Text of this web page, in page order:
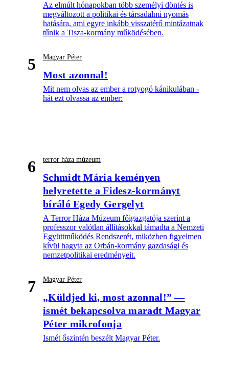
Az elmúlt hónapokban több személyi döntés is
megváltozott a politikai és társadalmi nyomás
hatására, ami egyre inkább visszatérő mintázatnak
tűnik a Tisza-kormány működésében.
5 Magyar Péter
Most azonnal!
Mit nem olvas az ember a rotyogó kánikulában -
hát ezt olvassa az ember:
6 terror háza múzeum
Schmidt Mária keményen
helyretette a Fidesz-kormányt
bíráló Egedy Gergelyt
A Terror Háza Múzeum főigazgatója szerint a
professzor valótlan állításokkal támadta a Nemzeti
Együttműködés Rendszerét, miközben figyelmen
kívül hagyta az Orbán-kormány gazdasági és
nemzetpolitikai eredményeit.
7 Magyar Péter
„Küldjed ki, most azonnal!” —
ismét bekapcsolva maradt Magyar
Péter mikrofonja
Ismét őszintén beszélt Magyar Péter.